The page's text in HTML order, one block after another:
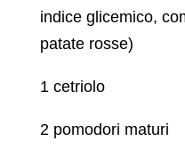
indice glicemico,
patate rosse)
1 cetriolo
2 pomodori maturi